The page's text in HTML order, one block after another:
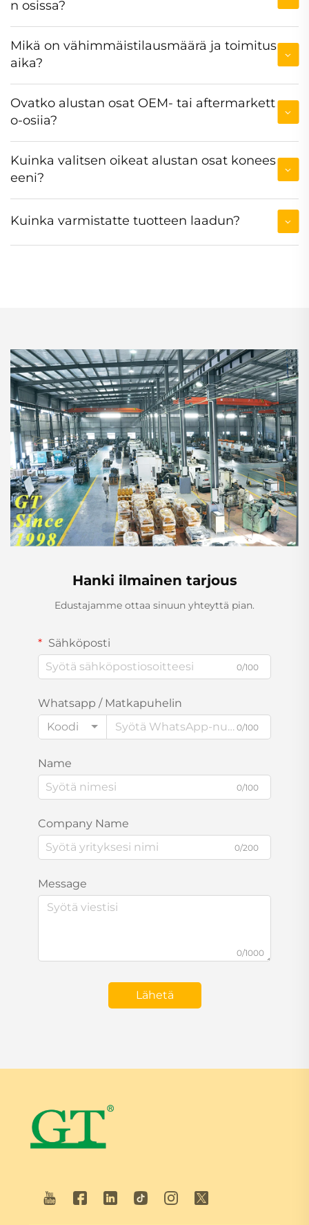
n osissa?
Mikä on vähimmäistilausmäärä ja toimitus
aika?
Ovatko alustan osat OEM- tai aftermarkett
o-osiia?
Kuinka valitsen oikeat alustan osat konees
eeni?
Kuinka varmistatte tuotteen laadun?
Hanki ilmainen tarjous
Edustajamme ottaa sinuun yhteyttä pian.
Sähköposti
0/100
Whatsapp / Matkapuhelin
Koodi
0/100
Name
0/100
Company Name
0/200
Message
0/1000
Lähetä